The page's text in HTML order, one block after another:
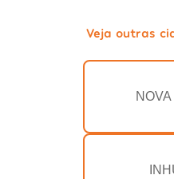
Veja outras